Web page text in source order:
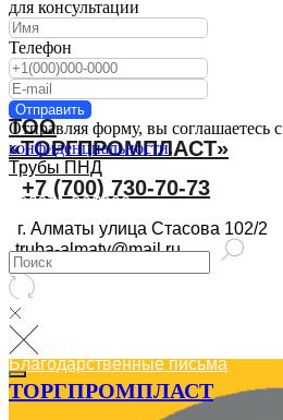
ТОО
«ТОРГПРОМПЛАСТ»
Трубы ПНД
+7 (700) 730-70-73
г. Алматы улица Стасова 102/2
truba-almaty@mail.ru
Возврат
Благодарственные письма
ЛАНДШАФТНЫЕ УСЛУГИ
Задать вопрос
для консультации
Телефон
Отправить
Отправляя форму, вы соглашаетесь с
конфиденциальности.
ТОРГПРОМПЛАСТ